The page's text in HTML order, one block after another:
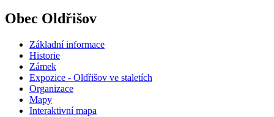
Obec Oldřišov
Základní informace
Historie
Zámek
Expozice - Oldřišov ve staletích
Organizace
Mapy
Interaktivní mapa